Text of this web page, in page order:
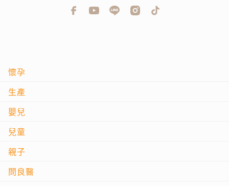
懷孕
生產
嬰兒
兒童
親子
問良醫